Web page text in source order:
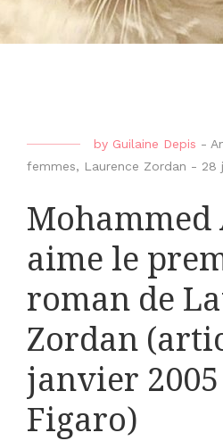
by Guilaine Depis -
femmes, Laurence Zordan - 28
Mohammed
aime le
roman de
Zordan
janvier
Figaro)